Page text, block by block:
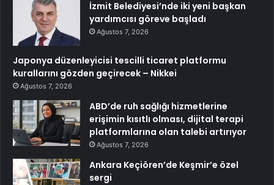
İzmit Belediyesi’nde iki yeni başkan
yardımcısı göreve başladı
Ağustos 7, 2026
Japonya düzenleyicisi tescilli ticaret platformu
kurallarını gözden geçirecek – Nikkei
Ağustos 7, 2026
ABD’de ruh sağlığı hizmetlerine
erişimin kısıtlı olması, dijital terapi
platformlarına olan talebi artırıyor
Ağustos 7, 2026
Ankara Keçiören’de Keşmir’e özel
sergi